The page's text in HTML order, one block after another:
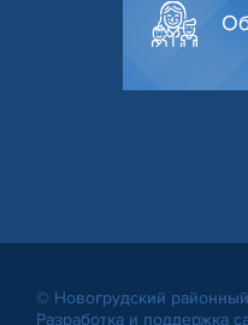
© Новогрудский
Разработка и поддержка